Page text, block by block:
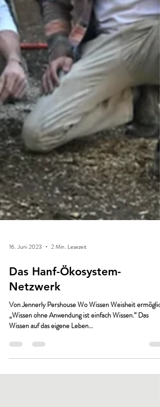
16. Juni 2023 2 Min. Lesezeit
Das Hanf-Ökosystem-
Netzwerk
Von Jennerly Pershouse Wo Wissen Weisheit